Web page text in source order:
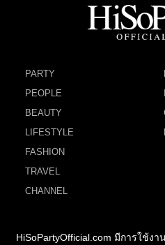
PARTY
PEOPLE
BEAUTY
LIFESTYLE
FASHION
TRAVEL
CHANNEL
HiSoPartyOfficial.com มีการใช้ง